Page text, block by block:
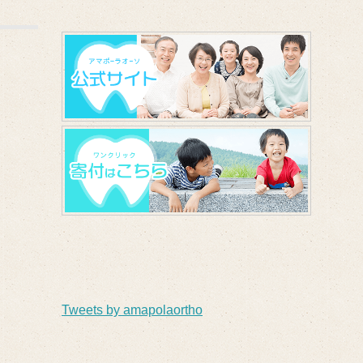
Tweets by amapolaortho